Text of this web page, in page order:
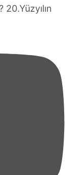
20.Yüzyılın